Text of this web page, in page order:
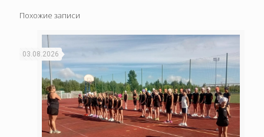
Похожие записи
03.08.2026